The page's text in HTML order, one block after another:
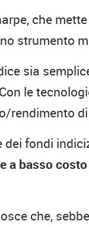
che
strumento
sia
Con le
rendimento
dei fondi
a basso
che,